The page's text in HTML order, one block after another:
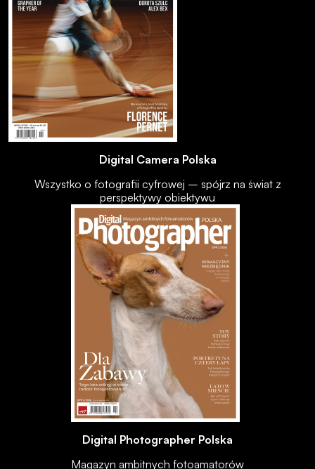
Digital Camera Polska
Wszystko o fotografii cyfrowej – spójrz na świat z
perspektywy obiektywu
Digital Photographer Polska
Magazyn ambitnych fotoamatorów